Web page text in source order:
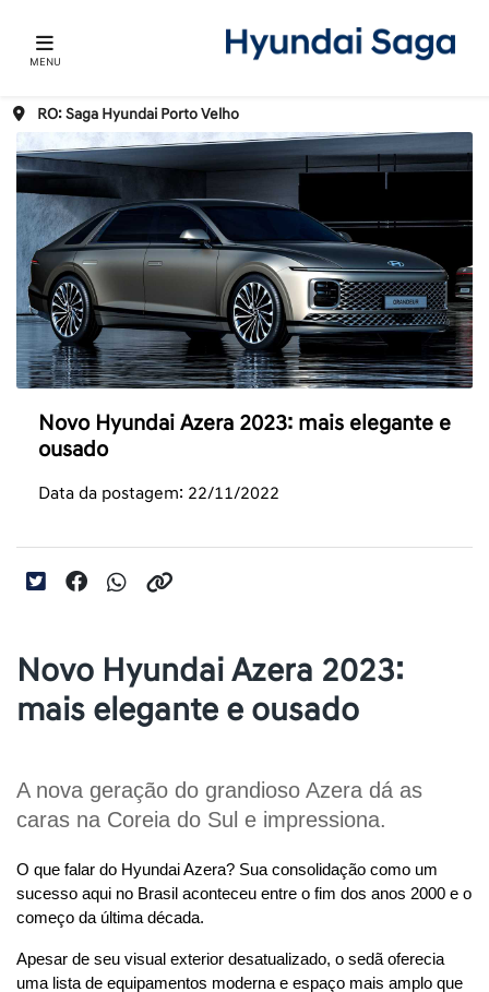
MENU
RO: Saga Hyundai Porto Velho
Novo Hyundai Azera 2023: mais elegante e
ousado
Data da postagem: 22/11/2022
Novo Hyundai Azera 2023:
mais elegante e ousado
A nova geração do grandioso Azera dá as
caras na Coreia do Sul e impressiona.
O que falar do Hyundai Azera? Sua consolidação como um
sucesso aqui no Brasil aconteceu entre o fim dos anos 2000 e o
começo da última década.
Apesar de seu visual exterior desatualizado, o sedã oferecia
uma lista de equipamentos moderna e espaço mais amplo que